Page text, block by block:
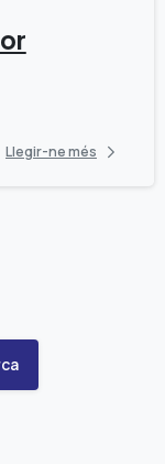
Llegir-ne més